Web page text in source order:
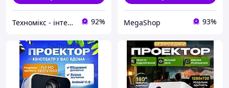
Техномікс - інтернет - магазин якісної техніки, електроніки та інших товарів для дому та роботи 92% MegaShop 93%